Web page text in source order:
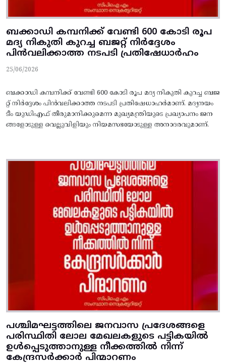
ബക്കാഡി കമ്പനിക്ക്‌ വേണ്ടി 600 കോടി രൂപ
മദ്യ നികുതി കുറച്ച ബജറ്റ്‌ നിര്‍ദ്ദേശം
പിന്‍വലിക്കാത്ത നടപടി പ്രതിഷേധാര്‍ഹം
25/06/2026
ബക്കാഡി കമ്പനിക്ക്‌ വേണ്ടി 600 കോടി രൂപ മദ്യ നികുതി കുറച്ച ബജ
റ്റ്‌ നിര്‍ദ്ദേശം പിന്‍വലിക്കാത്ത നടപടി പ്രതിഷേധാഹര്‍മാണ്‌. മദ്യനയം
ടീം യുഡിഎഫ്‌ തീരുമാനിക്കുമെന്ന മുഖ്യമന്ത്രിയുടെ പ്രഖ്യാപനം ജന
ങ്ങളോടുള്ള വെല്ലുവിളിയും നിയമസഭയോടുള്ള അനാദരവുമാണ്.
പശ്ചിമഘട്ടത്തിലെ ജനവാസ പ്രദേശങ്ങളെ
പരിസ്ഥിതി ലോല മേഖലകളുടെ പട്ടികയില്‍
ഉള്‍പ്പെടുത്താനുള്ള നീക്കത്തില്‍ നിന്ന്‌
കേന്ദ്രസര്‍ക്കാര്‍ പിന്മാറണം